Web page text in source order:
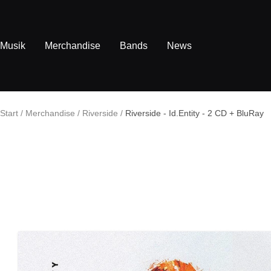
Inhalt
Musik Merchandise Bands News
Start Merchandise Riverside Riverside - Id.Entity - 2 CD + BluRay